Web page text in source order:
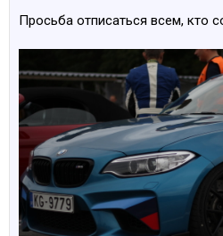
Просьба отписаться всем, кто